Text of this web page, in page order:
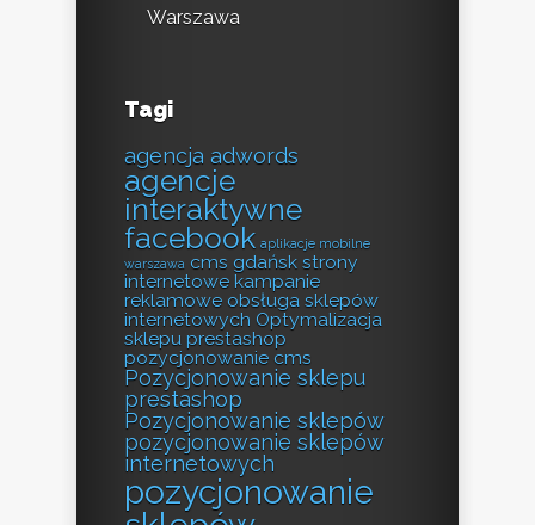
Warszawa
Tagi
agencja adwords
agencje
interaktywne
facebook aplikacje mobilne
warszawa cms gdańsk strony
internetowe kampanie
reklamowe obsługa sklepów
internetowych Optymalizacja
sklepu prestashop
pozycjonowanie cms
Pozycjonowanie sklepu
prestashop
Pozycjonowanie sklepów
pozycjonowanie sklepów
internetowych
pozycjonowanie